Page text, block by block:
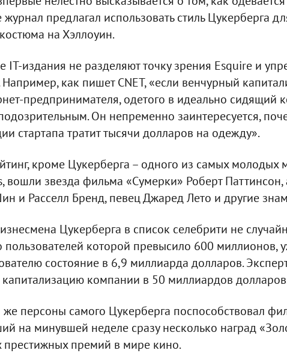
журнал предлагал использовать стиль Цукерберга
на Хэллоуин.
издания не разделяют точку зрения Esquire и
как пишет CNET, «если венчурный
предпринимателя, одетого в идеально сидящий
Он непременно заинтересуется,
стартапа тратит тысячи долларов на одежду».
кроме Цукерберга – одного из самых молодых
вошли звезда фильма «Сумерки» Роберт
и Расселл Бренд, певец Джаред Лето и другие
Цукерберга в список селебрити не
пользователей которой превысило 600 миллионов,
состояние в 6,9 миллиарда долларов.
компании в 50 миллиардов
персоны самого Цукерберга поспособствовал
на минувшей неделе сразу несколько наград
престижных премий в мире кино.